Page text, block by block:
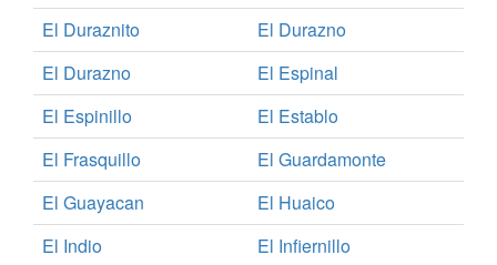
El Duraznito
El Durazno
El Durazno
El Espinal
El Espinillo
El Establo
El Frasquillo
El Guardamonte
El Guayacan
El Huaico
El Indio
El Infiernillo